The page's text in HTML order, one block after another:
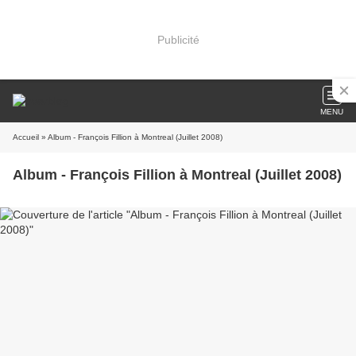
Publicité
MENU
Accueil » Album - François Fillion à Montreal (Juillet 2008)
Album - François Fillion à Montreal (Juillet 2008)